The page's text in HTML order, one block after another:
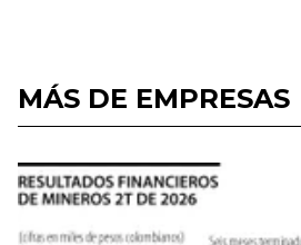
MÁS DE EMPRESAS